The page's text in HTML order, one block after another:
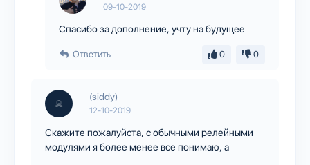
09-10-2019
Спасибо за дополнение, учту на будущее
Ответить 0 0
(siddy)
12-10-2019
Скажите пожалуйста, с обычными релейными
модулями я более менее все понимаю, а